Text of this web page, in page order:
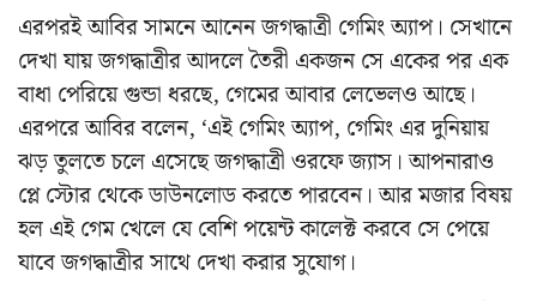
এরপরই আবির সামনে আনেন জগদ্ধাত্রী গেমিং অ্যাপ। সেখানে
দেখা যায় জগদ্ধাত্রীর আদলে তৈরী একজন সে একের পর এক
বাধা পেরিয়ে গুন্ডা ধরছে, গেমের আবার লেভেলও আছে।
এরপরে আবির বলেন, ‘এই গেমিং অ্যাপ, গেমিং এর দুনিয়ায়
ঝড় তুলতে চলে এসেছে জগদ্ধাত্রী ওরফে জ্যাস। আপনারাও
প্লে স্টোর থেকে ডাউনলোড করতে পারবেন। আর মজার বিষয়
হল এই গেম খেলে যে বেশি পয়েন্ট কালেক্ট করবে সে পেয়ে
যাবে জগদ্ধাত্রীর সাথে দেখা করার সুযোগ।